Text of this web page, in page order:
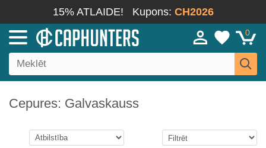
15% ATLAIDE! Kupons: CH2026
0
Cepures: Galvaskauss